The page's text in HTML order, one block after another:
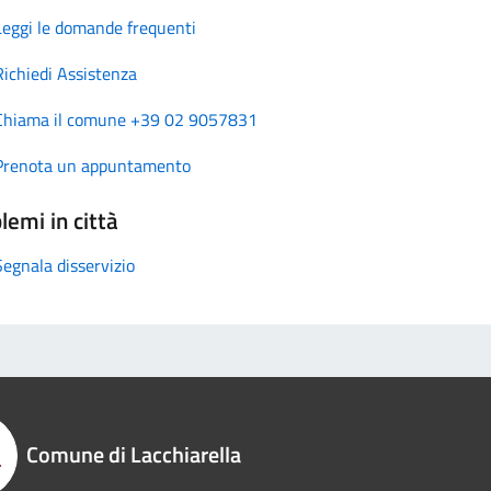
le domande frequenti
Assistenza
il comune +39 02 9057831
un appuntamento
in città
disservizio
Comune di Lacchiarella